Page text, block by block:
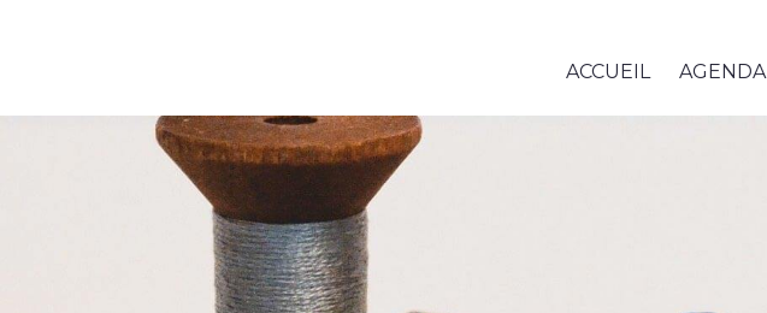
ACCUEIL AGENDA